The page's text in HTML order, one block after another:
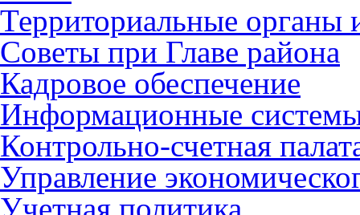
Территориальные органы
Советы при Главе района
Кадровое обеспечение
Информационные
Контрольно-счетная
Управление